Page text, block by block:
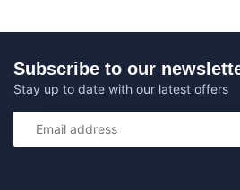
Subscribe to our
Stay up to date with our latest offers